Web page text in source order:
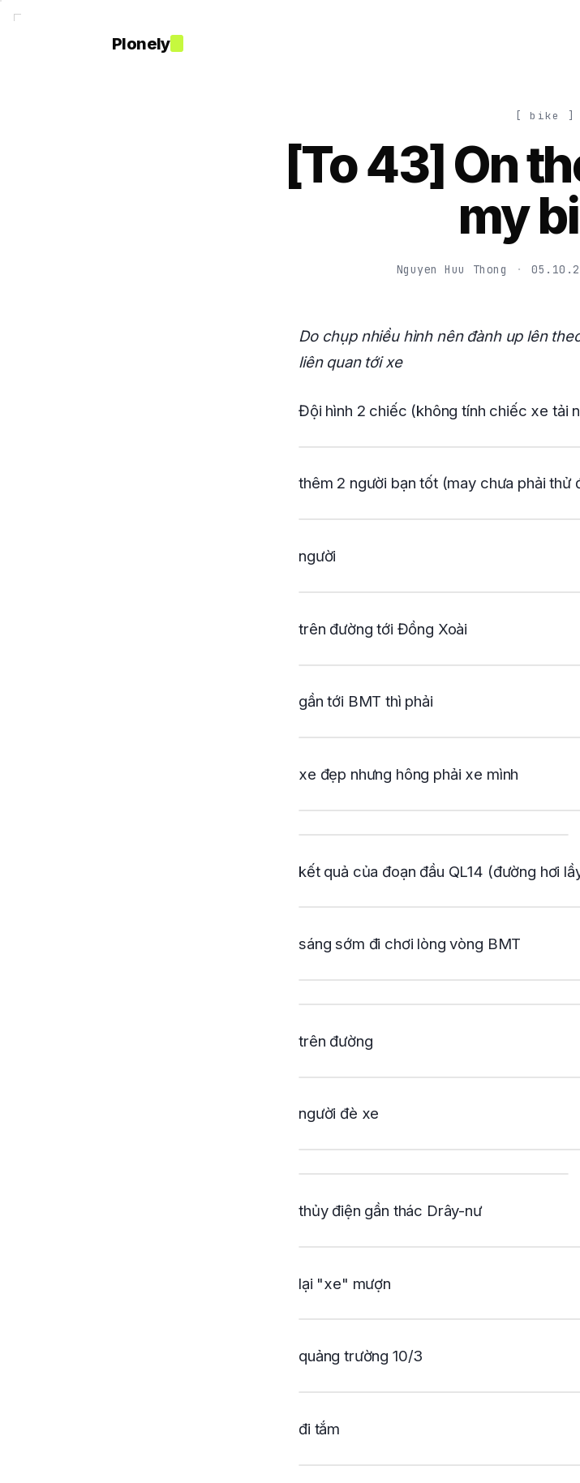
Plonely
[ bike ]
[To 43] On
my
Nguyen Huu Thong ·
Do chụp nhiều hình nên đành up lên
liên quan tới xe
Đội hình 2 chiếc (không tính chiếc xe tải
thêm 2 người bạn tốt (may chưa phải thử
người
trên đường tới Đồng Xoài
gần tới BMT thì phải
xe đẹp nhưng hông phải xe mình
kết quả của đoạn đầu QL14 (đường hơi
sáng sớm đi chơi lòng vòng BMT
trên đường
người đè xe
thủy điện gần thác Drây-nư
lại "xe" mượn
quảng trường 10/3
đi tắm